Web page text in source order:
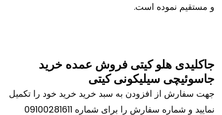
و مستقیم نموده است.
جاکلیدی هلو کیتی فروش عمده خرید
جاسوئیچی سیلیکونی کیتی
جهت سفارش از افزودن به سبد خرید خرید خود را تکمیل
نمایید و شماره سفارش را برای شماره 09100281611